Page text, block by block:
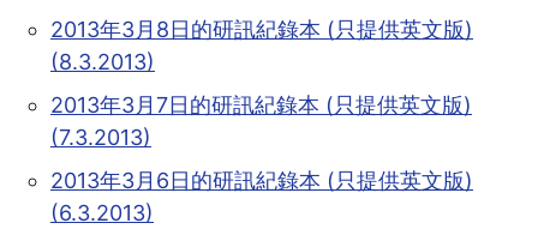
2013年3月8日的研訊紀錄本 (只提供英文版)
(8.3.2013)
2013年3月7日的研訊紀錄本 (只提供英文版)
(7.3.2013)
2013年3月6日的研訊紀錄本 (只提供英文版)
(6.3.2013)